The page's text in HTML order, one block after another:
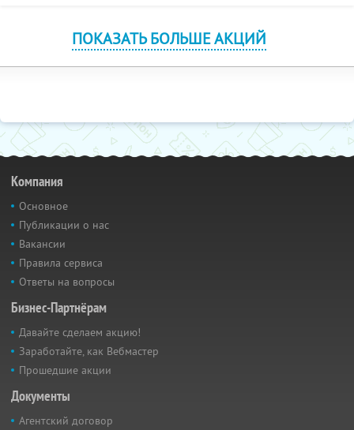
ПОКАЗАТЬ БОЛЬШЕ АКЦИЙ
Компания
Основное
Публикации о нас
Вакансии
Правила сервиса
Ответы на вопросы
Бизнес-Партнёрам
Давайте сделаем акцию!
Заработайте, как Вебмастер
Прошедшие акции
Документы
Агентский договор